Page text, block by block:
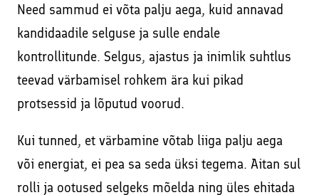
Need sammud ei võta palju aega, kuid annavad
kandidaadile selguse ja sulle endale
kontrollitunde. Selgus, ajastus ja inimlik suhtlus
teevad värbamisel rohkem ära kui pikad
protsessid ja lõputud voorud.
Kui tunned, et värbamine võtab liiga palju aega
või energiat, ei pea sa seda üksi tegema. Aitan sul
rolli ja ootused selgeks mõelda ning üles ehitada